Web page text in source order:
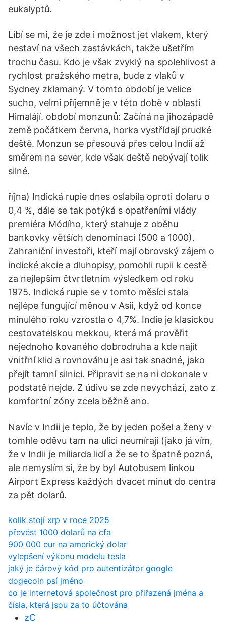
eukalyptů.
Líbí se mi, že je zde i možnost jet vlakem, který
nestaví na všech zastávkách, takže ušetřím
trochu času. Kdo je však zvyklý na spolehlivost a
rychlost pražského metra, bude z vlaků v
Sydney zklamaný. V tomto období je velice
sucho, velmi příjemně je v této době v oblasti
Himalájí. období monzunů: Začíná na jihozápadě
země počátkem června, horka vystřídají prudké
deště. Monzun se přesouvá přes celou Indii až
směrem na sever, kde však deště nebývají tolik
silné.
října) Indická rupie dnes oslabila oproti dolaru o
0,4 %, dále se tak potýká s opatřeními vlády
premiéra Módího, který stahuje z oběhu
bankovky větších denominací (500 a 1000).
Zahraniční investoři, kteří mají obrovský zájem o
indické akcie a dluhopisy, pomohli rupii k cestě
za nejlepším čtvrtletním výsledkem od roku
1975. Indická rupie se v tomto měsíci stala
nejlépe fungující měnou v Asii, když od konce
minulého roku vzrostla o 4,7%. Indie je klasickou
cestovatelskou mekkou, která má prověřit
nejednoho kovaného dobrodruha a kde najít
vnitřní klid a rovnováhu je asi tak snadné, jako
přejít tamní silnici. Připravit se na ni dokonale v
podstatě nejde. Z údivu se zde nevychází, zato z
komfortní zóny zcela běžně ano.
Navíc v Indii je teplo, že by jeden pošel a ženy v
tomhle oděvu tam na ulici neumírají (jako já vím,
že v Indii je miliarda lidí a že se to špatně pozná,
ale nemyslím si, že by byl Autobusem linkou
Airport Express každých dvacet minut do centra
za pět dolarů.
kolik stojí xrp v roce 2025
převést 1000 dolarů na cfa
900 000 eur na americký dolar
vylepšení výkonu modelu tesla
jaký je čárový kód pro autentizátor google
dogecoin psí jméno
co je internetová společnost pro přiřazená jména a
čísla, která jsou za to účtována
zC